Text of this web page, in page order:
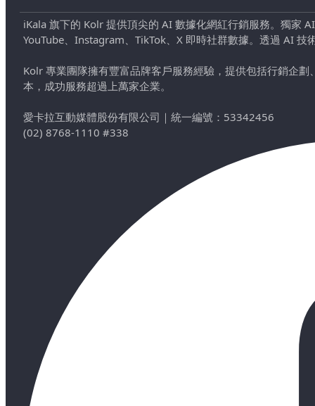
iKala 旗下的 Kolr 提供頂尖的 AI 數據化網紅行銷服務。獨家
YouTube、Instagram、TikTok、X 即時社群數據。透過 AI
Kolr 專業團隊擁有豐富品牌客戶服務經驗，提供包括行銷企
本，成功服務超過上萬家企業。
愛卡拉互動媒體股份有限公司 ｜ 統一編號：53342456
(02) 8768-1110 #338